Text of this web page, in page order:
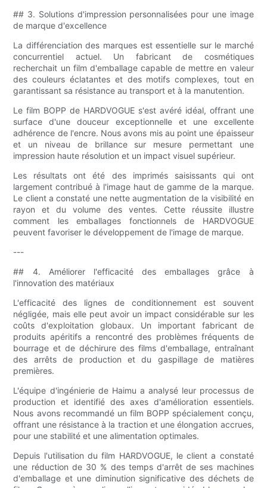
## 3. Solutions d'impression personnalisées pour une image
de marque d'excellence
La différenciation des marques est essentielle sur le marché
concurrentiel actuel. Un fabricant de cosmétiques
recherchait un film d'emballage capable de mettre en valeur
des couleurs éclatantes et des motifs complexes, tout en
garantissant sa résistance au transport et à la manutention.
Le film BOPP de HARDVOGUE s'est avéré idéal, offrant une
surface d'une douceur exceptionnelle et une excellente
adhérence de l'encre. Nous avons mis au point une épaisseur
et un niveau de brillance sur mesure permettant une
impression haute résolution et un impact visuel supérieur.
Les résultats ont été des imprimés saisissants qui ont
largement contribué à l'image haut de gamme de la marque.
Le client a constaté une nette augmentation de la visibilité en
rayon et du volume des ventes. Cette réussite illustre
comment les emballages fonctionnels de HARDVOGUE
peuvent favoriser le développement de l'image de marque.
---
## 4. Améliorer l'efficacité des emballages grâce à
l'innovation des matériaux
L'efficacité des lignes de conditionnement est souvent
négligée, mais elle peut avoir un impact considérable sur les
coûts d'exploitation globaux. Un important fabricant de
produits apéritifs a rencontré des problèmes fréquents de
bourrage et de déchirure des films d'emballage, entraînant
des arrêts de production et du gaspillage de matières
premières.
L'équipe d'ingénierie de Haimu a analysé leur processus de
production et identifié des axes d'amélioration essentiels.
Nous avons recommandé un film BOPP spécialement conçu,
offrant une résistance à la traction et une élongation accrues,
pour une stabilité et une alimentation optimales.
Depuis l'utilisation du film HARDVOGUE, le client a constaté
une réduction de 30 % des temps d'arrêt de ses machines
d'emballage et une diminution significative des déchets de